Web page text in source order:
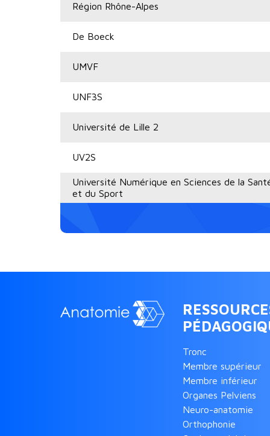
Région Rhône-Alpes
De Boeck
UMVF
UNF3S
Université de Lille 2
UV2S
Université Numérique en Sciences de la
et du Sport
Tronc
Membre supérieur
Membre inférieur
Organes Pelviens
Neuro-anatomie
Orthophonie